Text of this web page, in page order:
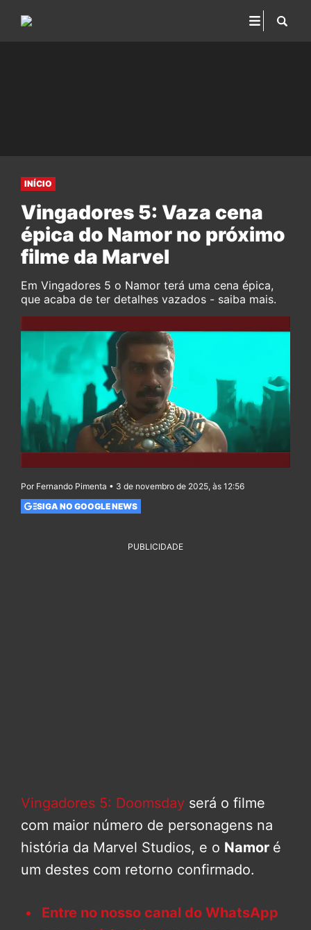
INÍCIO
Vingadores 5: Vaza cena
épica do Namor no próximo
filme da Marvel
Em Vingadores 5 o Namor terá uma cena épica,
que acaba de ter detalhes vazados - saiba mais.
Por Fernando Pimenta • 3 de novembro de 2025, às 12:56
SIGA NO GOOGLE NEWS
PUBLICIDADE
Vingadores 5: Doomsday será o filme
com maior número de personagens na
história da Marvel Studios, e o Namor é
um destes com retorno confirmado.
Entre no nosso canal do WhatsApp